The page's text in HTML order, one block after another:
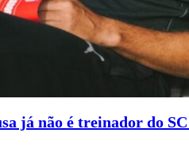
já não é treinador do